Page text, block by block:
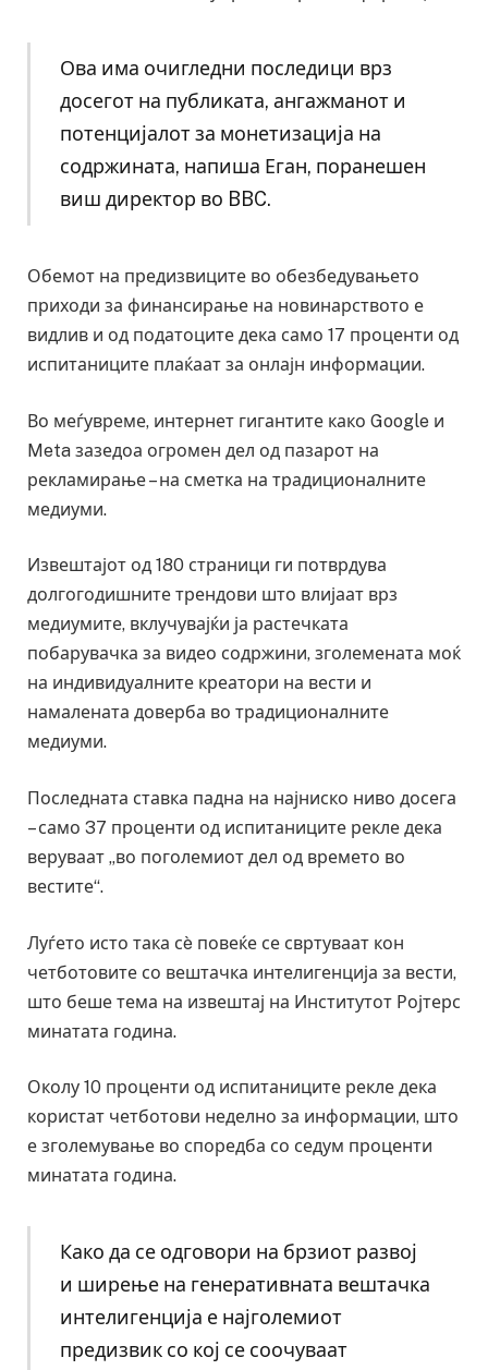
Ова има очигледни последици врз
досегот на публиката, ангажманот и
потенцијалот за монетизација на
содржината, напиша Еган, поранешен
виш директор во BBC.
Обемот на предизвиците во обезбедувањето
приходи за финансирање на новинарството е
видлив и од податоците дека само 17 проценти од
испитаниците плаќаат за онлајн информации.
Во меѓувреме, интернет гигантите како Google и
Meta зазедоа огромен дел од пазарот на
рекламирање – на сметка на традиционалните
медиуми.
Извештајот од 180 страници ги потврдува
долгогодишните трендови што влијаат врз
медиумите, вклучувајќи ја растечката
побарувачка за видео содржини, зголемената моќ
на индивидуалните креатори на вести и
намалената доверба во традиционалните
медиуми.
Последната ставка падна на најниско ниво досега
– само 37 проценти од испитаниците рекле дека
веруваат „во поголемиот дел од времето во
вестите“.
Луѓето исто така сè повеќе се свртуваат кон
четботовите со вештачка интелигенција за вести,
што беше тема на извештај на Институтот Ројтерс
минатата година.
Околу 10 проценти од испитаниците рекле дека
користат четботови неделно за информации, што
е зголемување во споредба со седум проценти
минатата година.
Како да се одговори на брзиот развој
и ширење на генеративната вештачка
интелигенција е најголемиот
предизвик со кој се соочуваат